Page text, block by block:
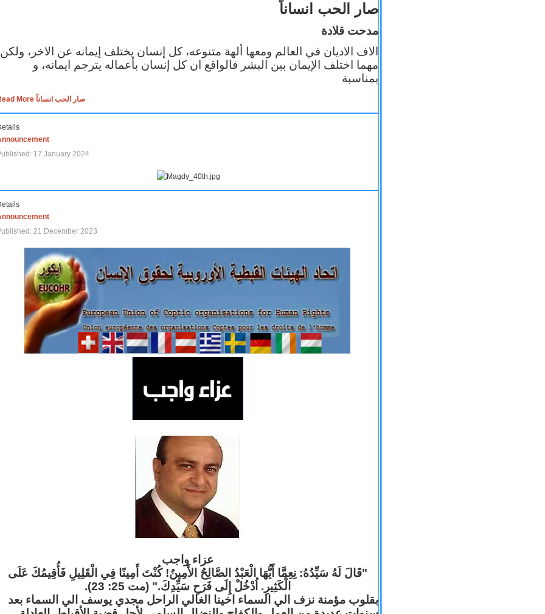
صار الحب انساناً
مدحت قلادة
الاف الاديان في العالم ومعها ألهة متنوعه، كل إنسان يختلف إيمانه عن الاخر، ولكن
مهما اختلف الإيمان بين البشر فالواقع ان كل إنسان بأعماله يترجم ايمانه، و
بمناسبة
Read More صار الحب انساناً
17 January 2024
21 December 2023
عزاء واجب
"قَالَ لَهُ سَيِّدُهُ: نِعِمَّا أَيُّهَا الْعَبْدُ الصَّالِحُ الأَمِينُ! كُنْتَ أَمِينًا فِي الْقَلِيلِ فَأُقِيمُكَ عَلَى
الْكَثِيرِ. اُدْخُلْ إِلَى فَرَحِ سَيِّدِكَ." (مت 25: 23).
بقلوب مؤمنة نزف الي السماء اخينا الغالي الراحل مجدي يوسف الي السماء بعد